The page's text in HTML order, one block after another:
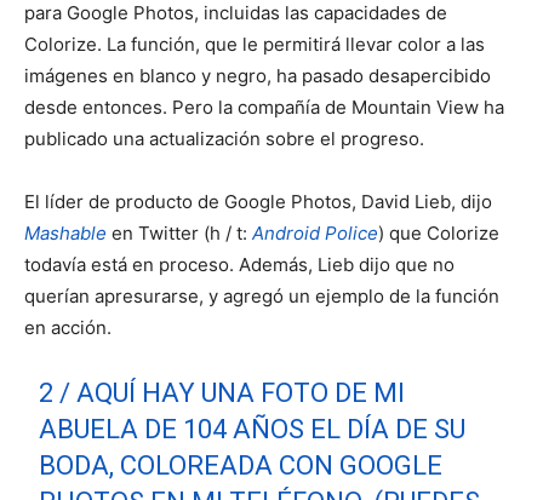
para Google Photos, incluidas las capacidades de
Colorize. La función, que le permitirá llevar color a las
imágenes en blanco y negro, ha pasado desapercibido
desde entonces. Pero la compañía de Mountain View ha
publicado una actualización sobre el progreso.
El líder de producto de Google Photos, David Lieb, dijo
Mashable en Twitter (h / t: Android Police) que Colorize
todavía está en proceso. Además, Lieb dijo que no
querían apresurarse, y agregó un ejemplo de la función
en acción.
2 / AQUÍ HAY UNA FOTO DE MI
ABUELA DE 104 AÑOS EL DÍA DE SU
BODA, COLOREADA CON GOOGLE